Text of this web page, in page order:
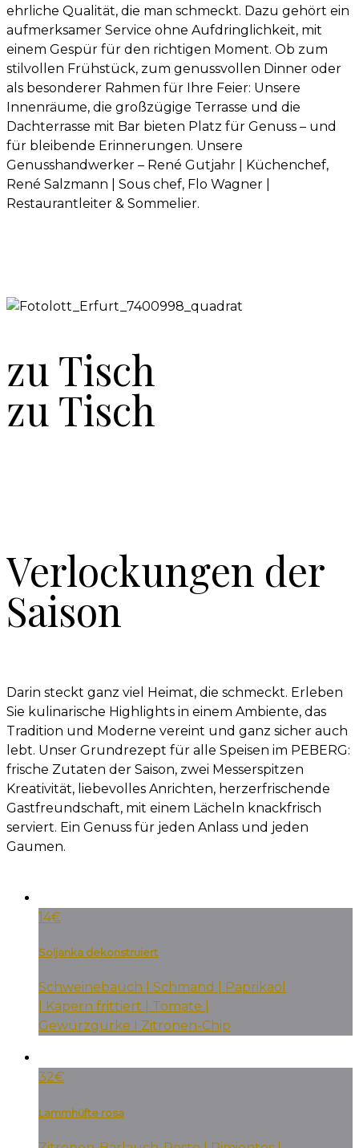
ehrliche Qualität, die man schmeckt. Dazu gehört ein
aufmerksamer Service ohne Aufdringlichkeit, mit
einem Gespür für den richtigen Moment. Ob zum
stilvollen Frühstück, zum genussvollen Dinner oder
als besonderer Rahmen für Ihre Feier: Unsere
Innenräume, die großzügige Terrasse und die
Dachterrasse mit Bar bieten Platz für Genuss – und
für bleibende Erinnerungen. Unsere
Genusshandwerker – René Gutjahr | Küchenchef,
René Salzmann | Sous chef, Flo Wagner |
Restaurantleiter & Sommelier.
zu Tisch
zu Tisch
Verlockungen der
Saison
Darin steckt ganz viel Heimat, die schmeckt. Erleben
Sie kulinarische Highlights in einem Ambiente, das
Tradition und Moderne vereint und ganz sicher auch
lebt. Unser Grundrezept für alle Speisen im PEBERG:
frische Zutaten der Saison, zwei Messerspitzen
Kreativität, liebevolles Anrichten, herzerfrischende
Gastfreundschaft, mit einem Lächeln knackfrisch
serviert. Ein Genuss für jeden Anlass und jeden
Gaumen.
14€
Soljanka dekonstruiert
Schweinebauch | Schmand | Paprikaöl
| Kapern frittiert | Tomate |
Gewürzgurke I Zitronen-Chip
32€
Lammhüfte rosa